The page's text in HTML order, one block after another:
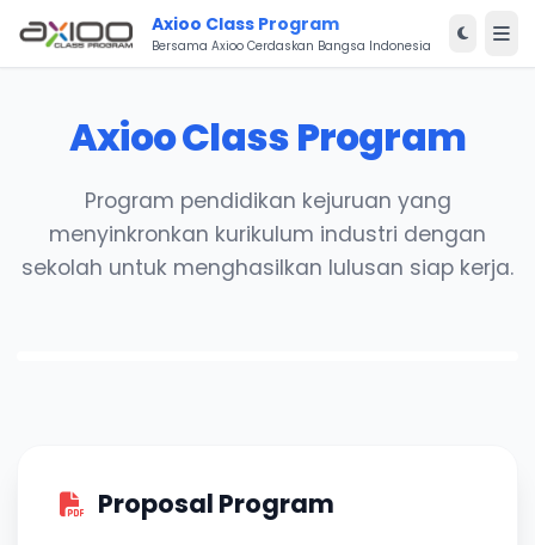
Axioo Class Program
Bersama Axioo Cerdaskan Bangsa Indonesia
Axioo Class Program
Program pendidikan kejuruan yang
menyinkronkan kurikulum industri dengan
sekolah untuk menghasilkan lulusan siap kerja.
Proposal Program